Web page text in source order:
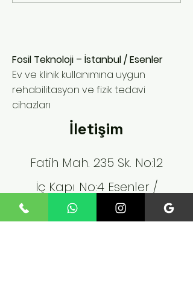
Fosil Teknoloji – İstanbul / Esenler
Ev ve klinik kullanımına uygun
rehabilitasyon ve fizik tedavi
cihazları
İletişim
Fatih Mah. 235 Sk. No:12
İç Kapı No:4 Esenler /
istanbul